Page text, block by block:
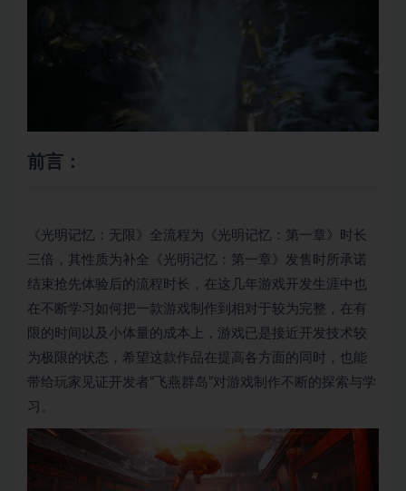
前言：
《光明记忆：无限》全流程为《光明记忆：第一章》时长
三倍，其性质为补全《光明记忆：第一章》发售时所承诺
结束抢先体验后的流程时长，在这几年游戏开发生涯中也
在不断学习如何把一款游戏制作到相对于较为完整，在有
限的时间以及小体量的成本上，游戏已是接近开发技术较
为极限的状态，希望这款作品在提高各方面的同时，也能
带给玩家见证开发者“飞燕群岛”对游戏制作不断的探索与学
习。